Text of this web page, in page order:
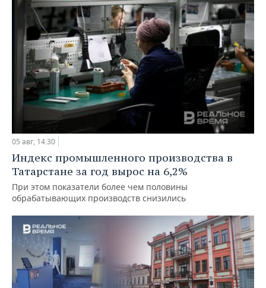
05 авг, 14:30
Индекс промышленного производства в
Татарстане за год вырос на 6,2%
При этом показатели более чем половины
обрабатывающих производств снизились